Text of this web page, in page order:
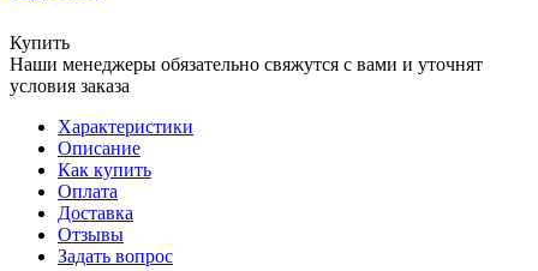
Купить
Наши менеджеры обязательно свяжутся с вами и уточнят
условия заказа
Характеристики
Описание
Как купить
Оплата
Доставка
Отзывы
Задать вопрос